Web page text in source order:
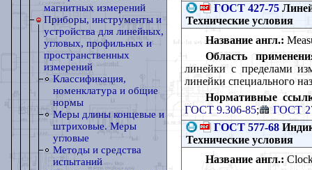
магнитных измерений
Приборы, инструменты и
устройства для линейных,
угловых, профильных и
пространственных
измерений
Классификация,
номенклатура и общие
нормы
Меры длины концевые и
штриховые. Меры
угловые
Методы и средства
испытаний
ГОСТ 427-75
Технические условия
Название англ.:
Область
линейки с пределами
линейки специального
Нормативные
ГОСТ 9.306-85;
ГОСТ
ГОСТ 577-68
Технические условия
Название англ.: